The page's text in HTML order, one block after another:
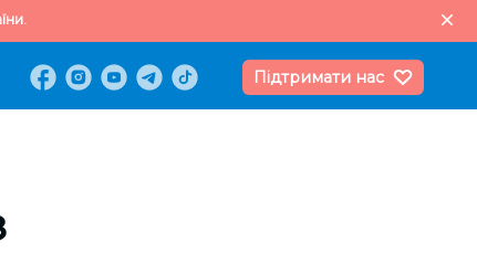
Підтримати нас